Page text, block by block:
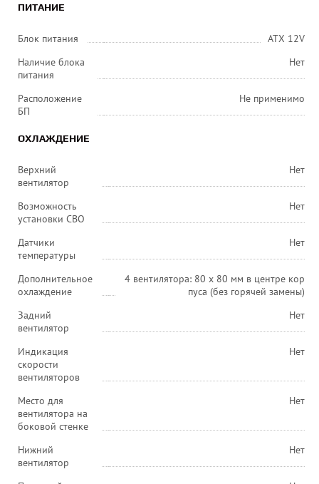
ПИТАНИЕ
Блок питания
ATX 12V
Наличие блока
питания
Нет
Расположение
БП
Не применимо
ОХЛАЖДЕНИЕ
Верхний
вентилятор
Нет
Возможность
установки СВО
Нет
Датчики
температуры
Нет
Дополнительное
охлаждение
4 вентилятора: 80 x 80 мм в центре кор
пуса (без горячей замены)
Задний
вентилятор
Нет
Индикация
скорости
вентиляторов
Нет
Место для
вентилятора на
боковой стенке
Нет
Нижний
вентилятор
Нет